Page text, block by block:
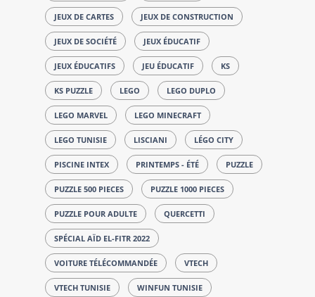
JEUX DE CARTES JEUX DE CONSTRUCTION
JEUX DE SOCIÉTÉ JEUX ÉDUCATIF
JEUX ÉDUCATIFS JEU ÉDUCATIF KS
KS PUZZLE LEGO LEGO DUPLO
LEGO MARVEL LEGO MINECRAFT
LEGO TUNISIE LISCIANI LÉGO CITY
PISCINE INTEX PRINTEMPS - ÉTÉ PUZZLE
PUZZLE 500 PIECES PUZZLE 1000 PIECES
PUZZLE POUR ADULTE QUERCETTI
SPÉCIAL AÏD EL-FITR 2022
VOITURE TÉLÉCOMMANDÉE VTECH
VTECH TUNISIE WINFUN TUNISIE